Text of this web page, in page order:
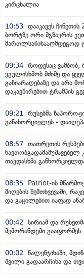
კირცხალია
10:53 დააკავეს
ბორტზე ორი მგზავრის
მართლსაწინააღმდეგოდ
09:34 როდესაც ვამბობ,
ვგულისხმობ მძიმე და
განიარაღებაზე და არა
დაკავშირებით ტრამპის
09:21 რუსებმა
განახორციელეს -
08:57 თათრეთის
თავდასხმა
08:35
Patriot-ის
მიღების შემთხვევაში,
და გაცილებით იაფად
00:42 სირიამ და
მემორანდუმი გააფორმეს
00:02 წალენჯიხაში,
შვილი გადაარჩინა და